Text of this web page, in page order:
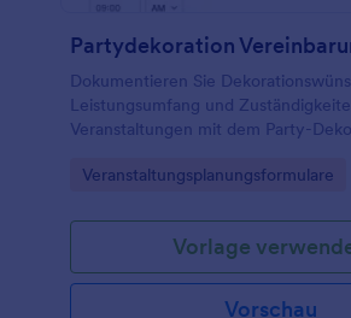
Partydekoration
Dokumentieren Sie
Leistungsumfang und
Veranstaltungen mit dem Party-
Angaben digital an einem Ort.
Go to Category:
Veranstaltungsplanungsformulare
Vorlage
Vorschau